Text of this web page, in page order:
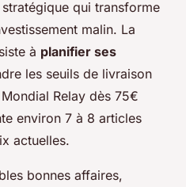
qui transforme
malin. La
à planifier ses
les seuils de livraison
Relay dès 75€
environ 7 à 8 articles
actuelles.
bonnes affaires,